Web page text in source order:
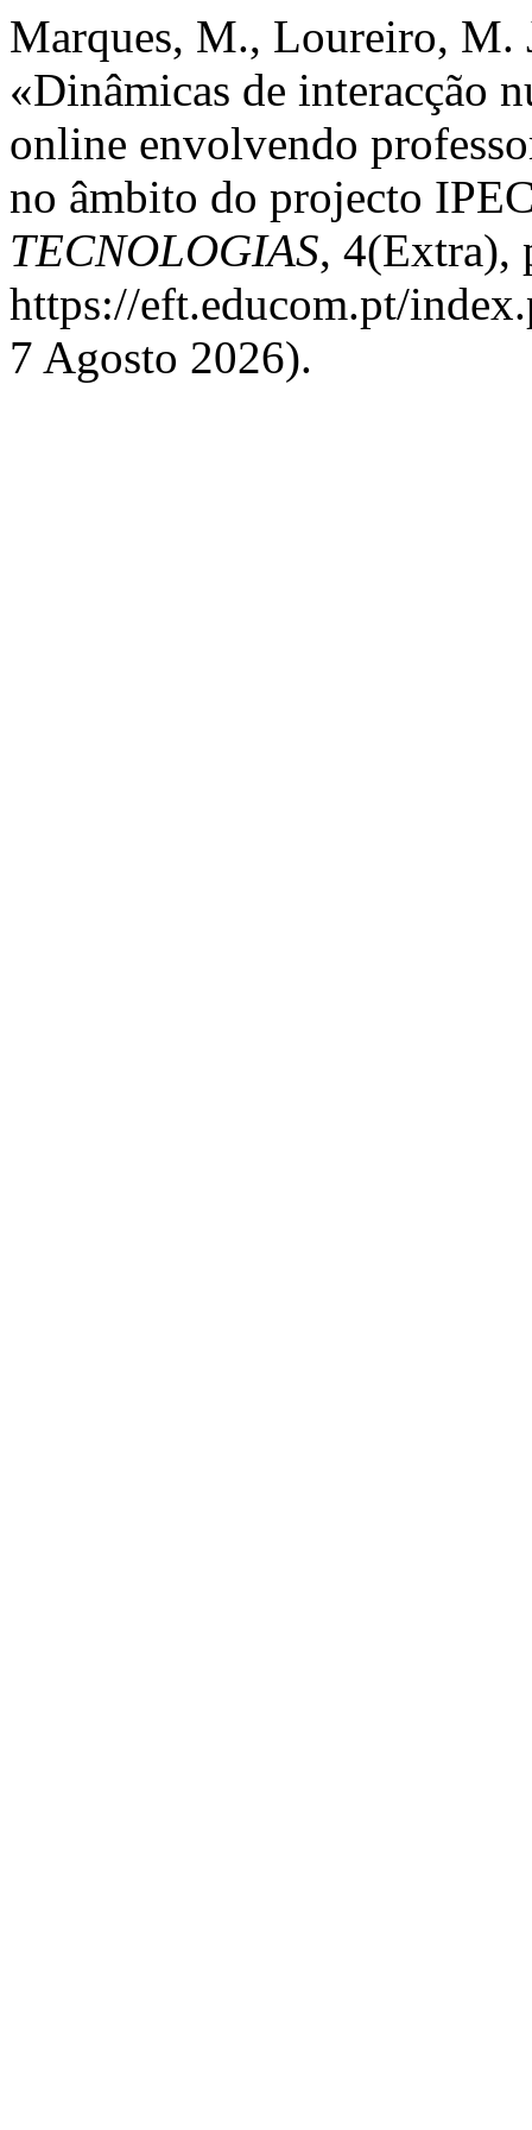
Marques, M., Loureiro, M.
«Dinâmicas de interacção
online envolvendo
no âmbito do projecto
TECNOLOGIAS, 4(Extra),
https://eft.educom.pt/
7 Agosto 2026).